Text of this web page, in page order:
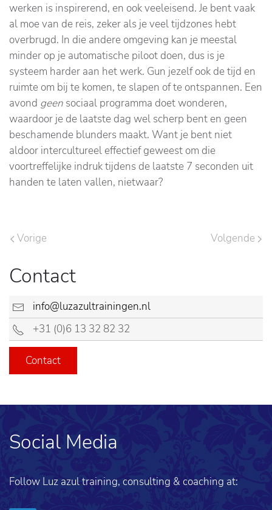
werken is inspirerend, en ook veeleisend. Je bent vaak
al moe van de reis, zeker als je veel tijdzones hebt
overbrugd. In die andere omgeving kan je meestal
minder op je automatische piloot doen, dus is je
systeem harder aan het werk. Gun jezelf ook de tijd en
ruimte om bij te komen, te slapen of te ontspannen. Een
avond geen sociaal programma doet wonderen,
waardoor je de laatste dag wel scherp bent en geen
beschamende blunders maakt. Want je bent niet
aldoor intercultureel effectief geweest om die
voortreffelijke indruk tijdens de laatste 7 seconden uit
handen te laten vallen, nietwaar?
Vorige Volgende
Contact
info@luzazultrainingen.nl
+31 (0)6 13 32 82 32
Contact
Social Media
Follow Luz azul training, consulting & coaching at: